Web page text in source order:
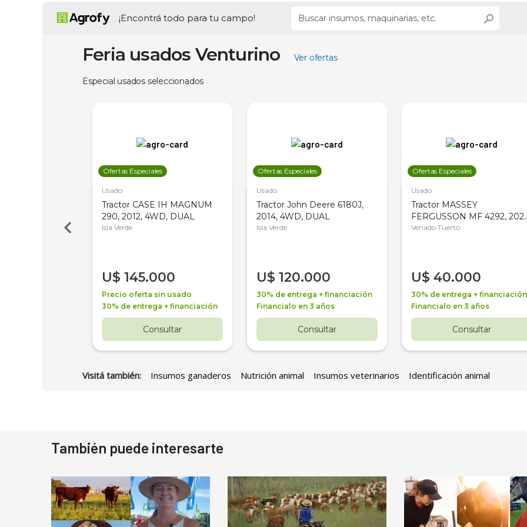
¡Encontrá todo para tu campo!
Feria usados Venturino Ver ofertas
Especial usados seleccionados
Ofertas Especiales
Usado
Tractor CASE IH MAGNUM
290, 2012, 4WD, DUAL
Isla Verde
U$ 145.000
Precio oferta sin usado
30% de entrega + financiación
Consultar
Ofertas Especiales
Usado
Tractor John Deere 6180J,
2014, 4WD, DUAL
Isla Verde
U$ 120.000
30% de entrega + financiación
Financialo en 3 años
Consultar
Ofertas Especiales
Usado
Tractor MASSEY
FERGUSSON MF 4292,
4WD, PATON
Venado Tuerto
U$ 40.000
30% de entrega + financiación
Financialo en 3 años
Consultar
Visitá también: Insumos ganaderos Nutrición animal Insumos veterinarios Identificación animal
También puede interesarte